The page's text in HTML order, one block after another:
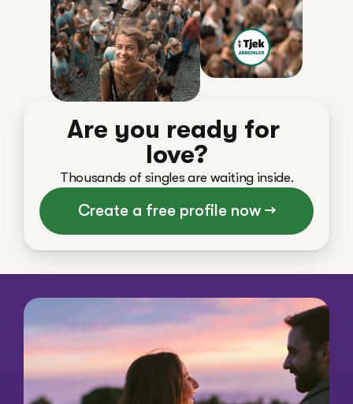
Are you ready for
love?
Thousands of singles are waiting inside.
Create a free profile now →